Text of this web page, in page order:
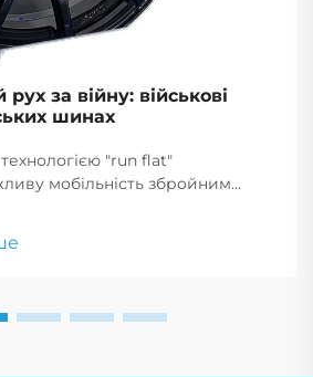
за війну: військові
шинах
"run flat"
мобільність збройним
маневрів і екстрених